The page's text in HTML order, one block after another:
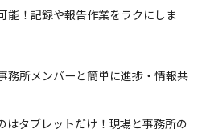
能！記録や報告作業をラクにしま
務所メンバーと簡単に進捗・情報共
はタブレットだけ！現場と事務所の